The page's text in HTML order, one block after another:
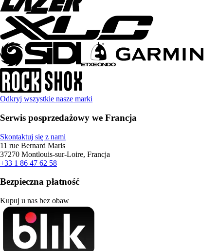
Odkryj wszystkie nasze marki
Serwis posprzedażowy we Francja
Skontaktuj się z nami
11 rue Bernard Maris
37270 Montlouis-sur-Loire, Francja
+33 1 86 47 62 58
Bezpieczna płatność
Kupuj u nas bez obaw